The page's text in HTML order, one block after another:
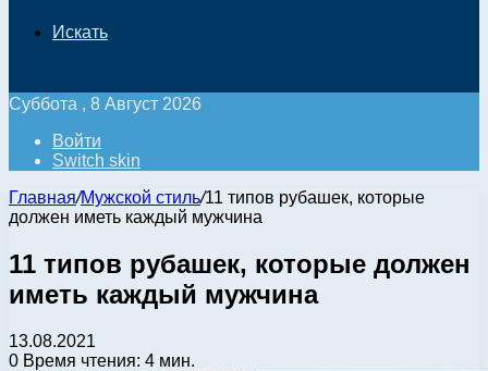
Искать
Суббота , 8 Август 2026
Войти
Switch skin
Главная/Мужской стиль/11 типов рубашек, которые
должен иметь каждый мужчина
11 типов рубашек, которые должен
иметь каждый мужчина
13.08.2021
0 Время чтения: 4 мин.